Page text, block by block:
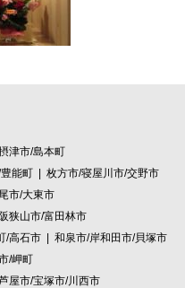
津市/島本町
能町
枚方市/寝屋川市/交野市
市/大東市
狭山市/富田林市
/高石市
和泉市/岸和田市/貝塚市
/岬町
屋市/宝塚市/川西市